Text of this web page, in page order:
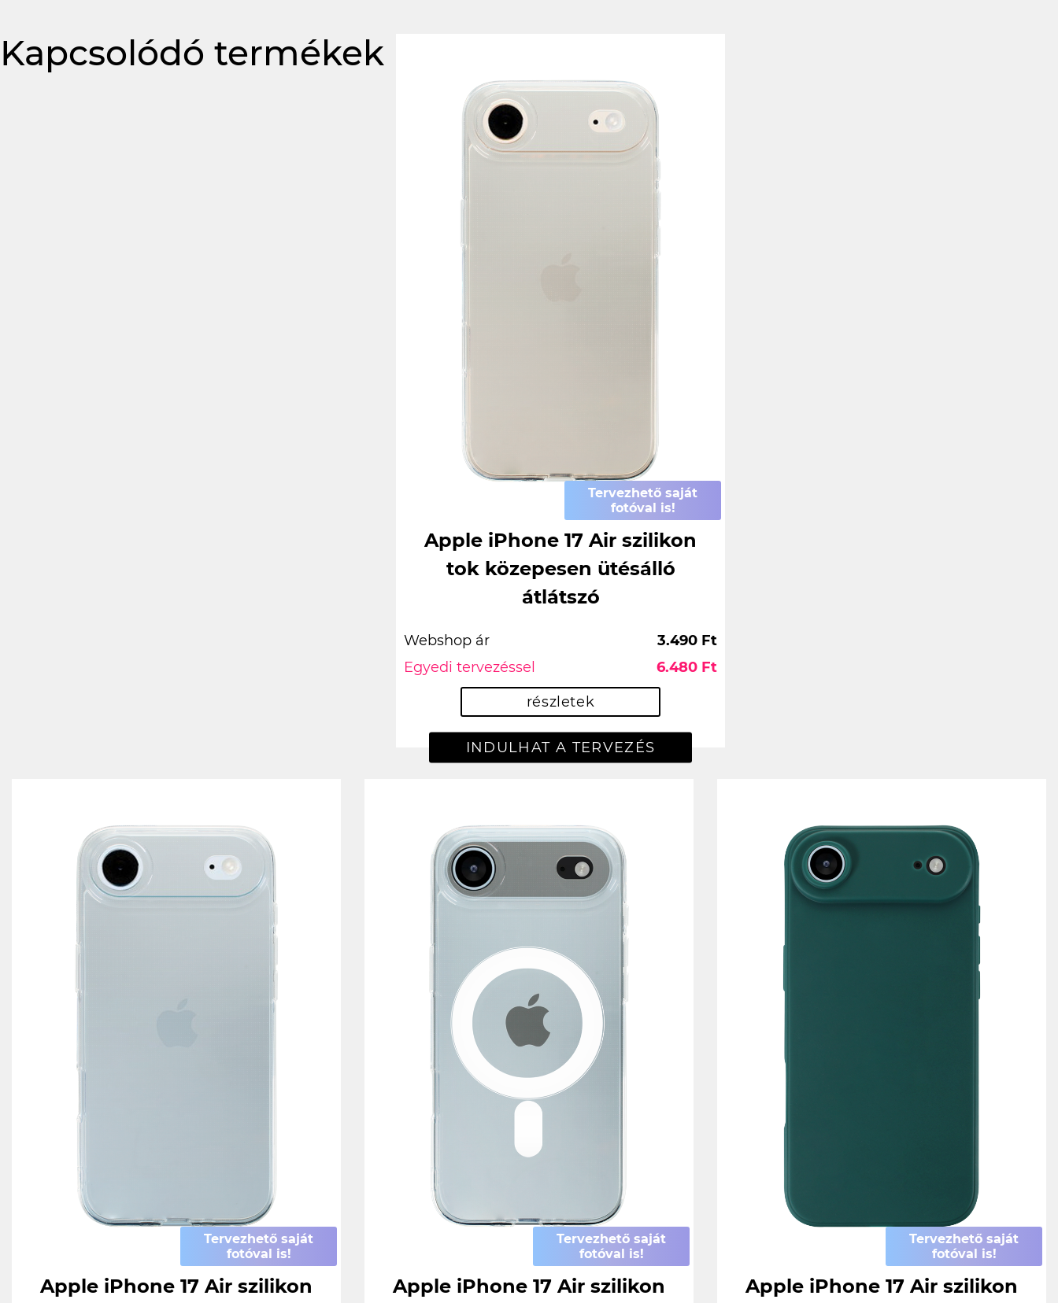
Kapcsolódó termékek
Tervezhető saját
fotóval is!
Apple iPhone 17 Air szilikon
tok közepesen ütésálló
átlátszó
Webshop ár
3.490 Ft
Egyedi tervezéssel
6.480 Ft
részletek
INDULHAT A TERVEZÉS
Tervezhető saját
fotóval is!
Apple iPhone 17 Air szilikon
Tervezhető saját
fotóval is!
Apple iPhone 17 Air szilikon
Tervezhető saját
fotóval is!
Apple iPhone 17 Air szilikon